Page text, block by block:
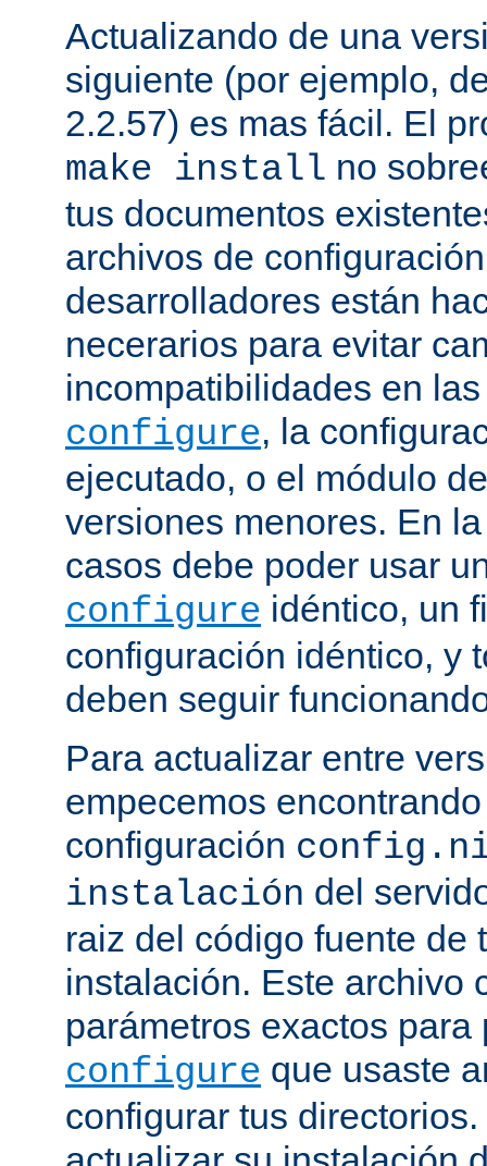
Actualizando de una
siguiente (por ejemplo,
2.2.57) es mas fácil. El
make install no
tus documentos
archivos de
desarrolladores están
necerarios para evitar
incompatibilidades en
configure, la
ejecutado, o el módulo
versiones menores. En
casos debe poder usar
configure idéntico, un
configuración idéntico, y
deben seguir
Para actualizar entre
empecemos
configuración
instalación del
raiz del código fuente de
instalación. Este archivo
parámetros exactos para
configure que usaste
configurar tus